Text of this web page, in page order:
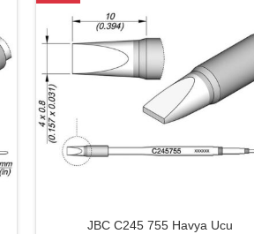
JBC C245 755 Havya Ucu